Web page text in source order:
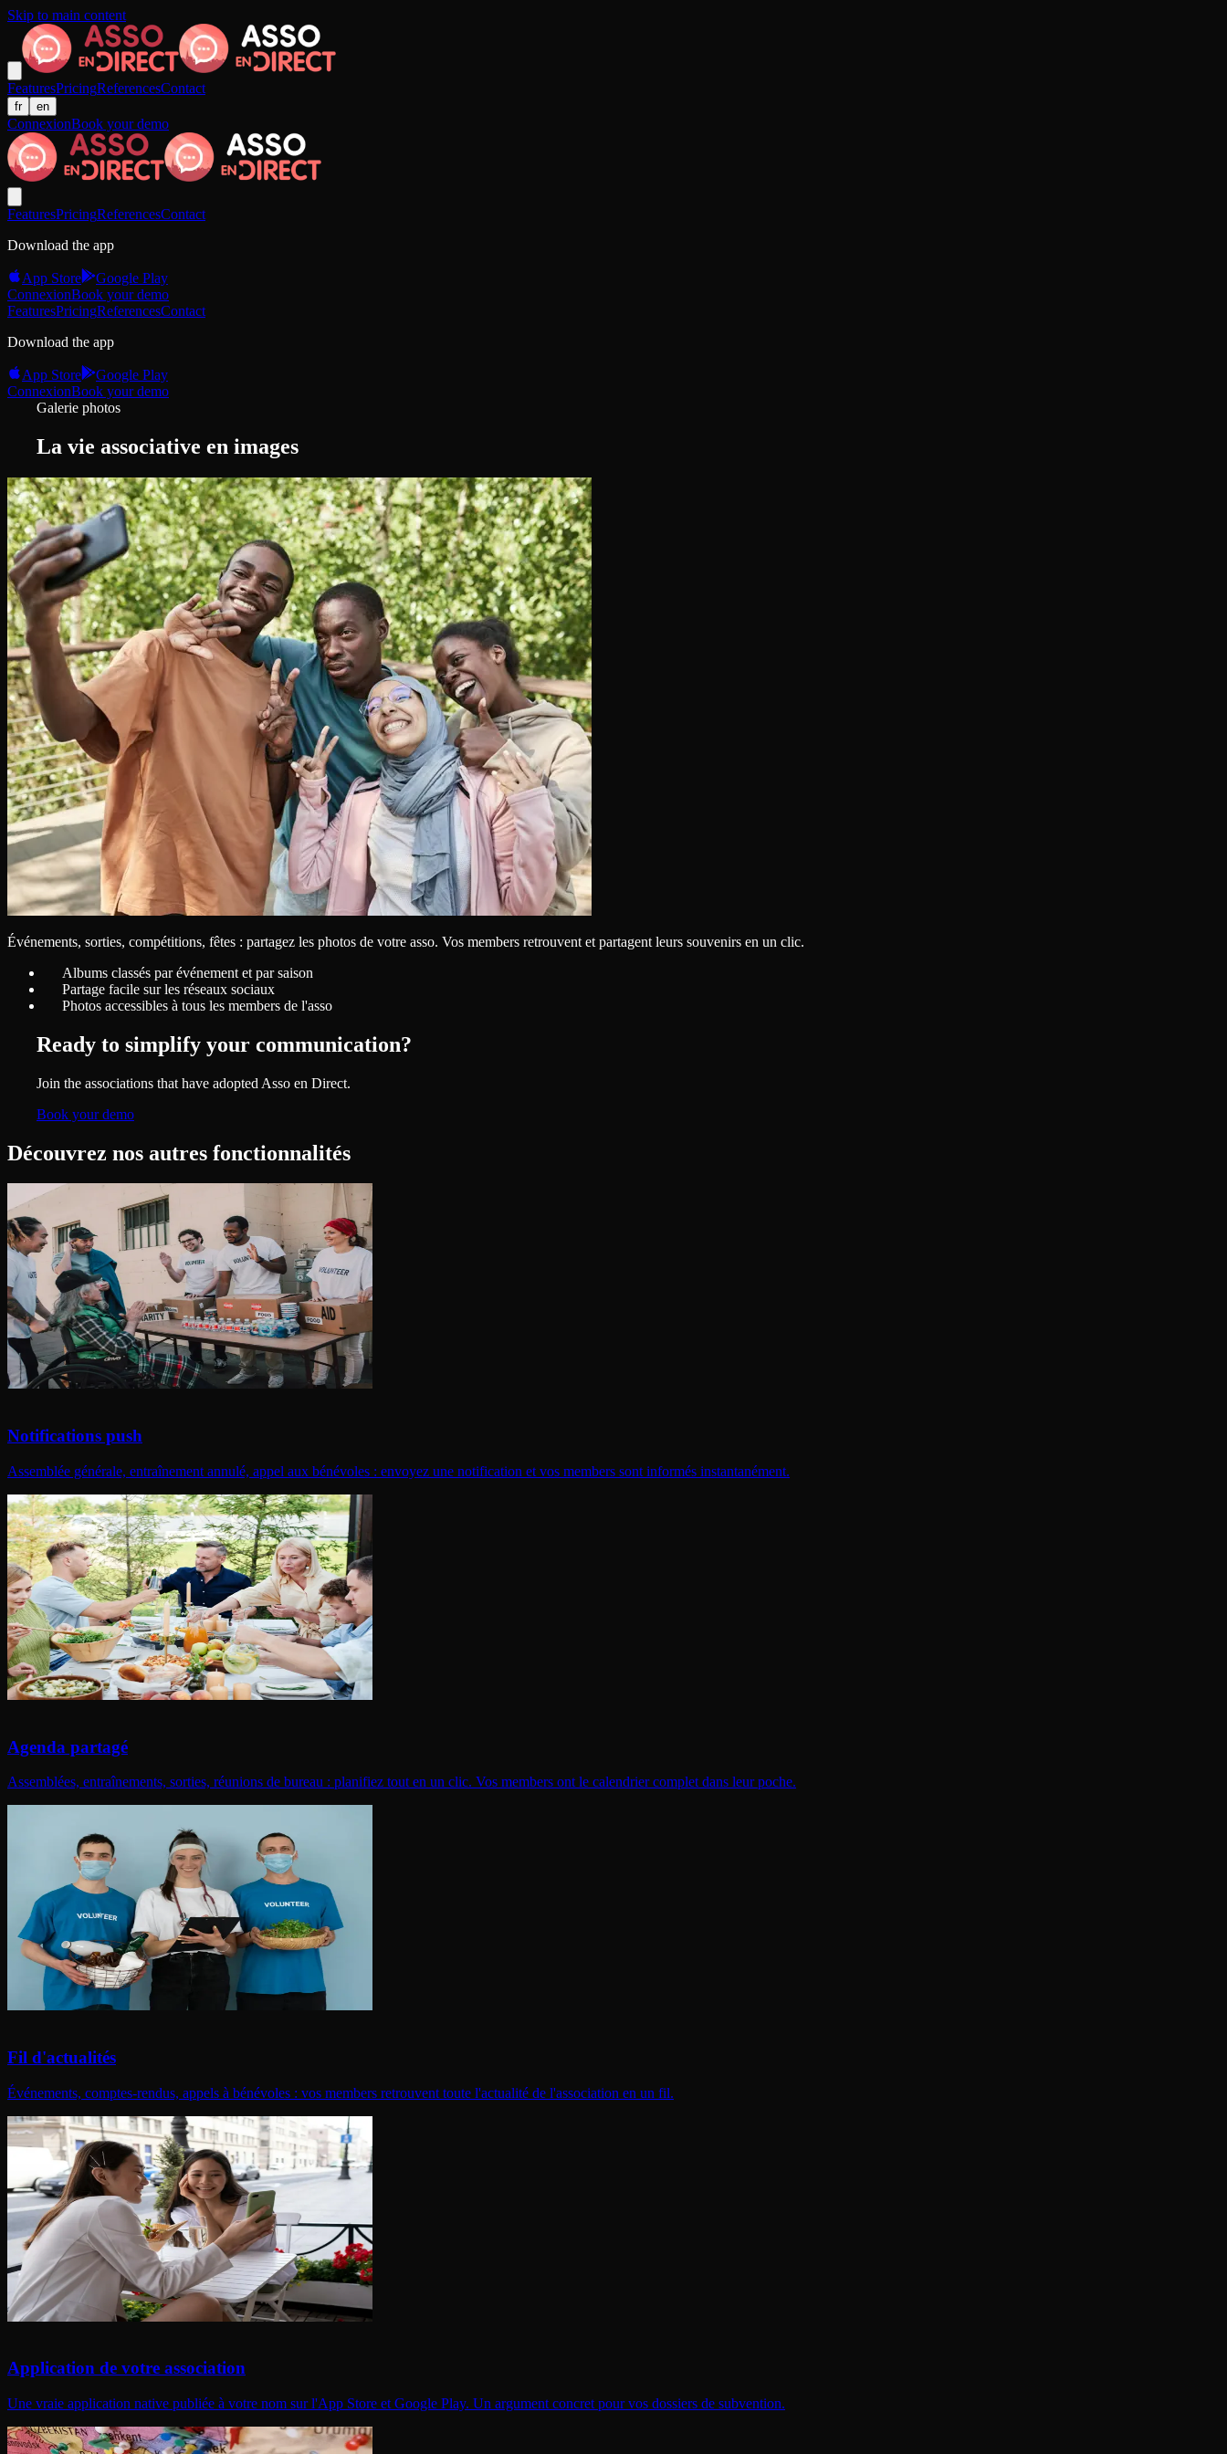
Skip to main content
FeaturesPricingReferencesContact
fr en
ConnexionBook your demo
FeaturesPricingReferencesContact
Download the app
App Store
Google Play
ConnexionBook your demo
FeaturesPricingReferencesContact
Download the app
App Store
Google Play
ConnexionBook your demo
Galerie photos
La vie associative en images
Événements, sorties, compétitions, fêtes : partagez les photos de votre asso. Vos members retrouvent et partagent leurs souvenirs en un clic.
Albums classés par événement et par saison
Partage facile sur les réseaux sociaux
Photos accessibles à tous les members de l'asso
Ready to simplify your communication?
Join the associations that have adopted Asso en Direct.
Book your demo
Découvrez nos autres fonctionnalités
Notifications push
Assemblée générale, entraînement annulé, appel aux bénévoles : envoyez une notification et vos members sont informés instantanément.
Agenda partagé
Assemblées, entraînements, sorties, réunions de bureau : planifiez tout en un clic. Vos members ont le calendrier complet dans leur poche.
Fil d'actualités
Événements, comptes-rendus, appels à bénévoles : vos members retrouvent toute l'actualité de l'association en un fil.
Application de votre association
Une vraie application native publiée à votre nom sur l'App Store et Google Play. Un argument concret pour vos dossiers de subvention.